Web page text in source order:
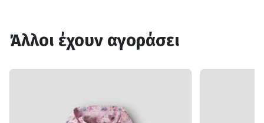
Άλλοι έχουν αγοράσει